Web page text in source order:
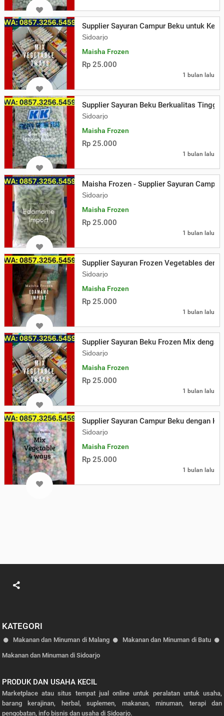
Supplier Sayuran Campur Beku untuk
Sidoarjo
Maisha Frozen
Rp 25.000
1 bulan lalu
Supplier Sayuran Beku Berkualitas Tinggi
Sidoarjo
Maisha Frozen
Rp 25.000
1 bulan lalu
Maisha Frozen - Supplier Sayuran
Sidoarjo
Maisha Frozen
Rp 25.000
1 bulan lalu
Supplier Sayuran Frozen Vegetables
Sidoarjo
Maisha Frozen
Rp 25.000
1 bulan lalu
Supplier Sayuran Beku Frozen Mix
Sidoarjo
Maisha Frozen
Rp 25.000
1 bulan lalu
Supplier Sayuran Campur Beku dengan
Sidoarjo
Maisha Frozen
Rp 25.000
1 bulan lalu
KATEGORI
Makanan dan Minuman di Malang Makanan dan Minuman di Batu
Makanan dan Minuman di Sidoarjo
PRODUK DAN USAHA KECIL
Marketplace atau situs tempat jual online untuk peralatan untuk usaha,
barang kerajinan, herbal, suplemen, makanan, minuman, terapi dan
pengobatan, info bisnis dan usaha di Sidoarjo.